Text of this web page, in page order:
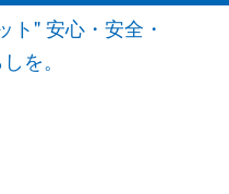
ト" 安心・安全・
を。